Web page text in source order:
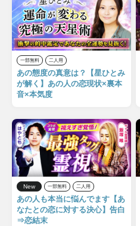
一部無料 二人用
あの態度の真意は？【星ひとみ
が解く】あの人の恋現状×裏本
音×本気度
New 一部無料 二人用
あの人も本当に悩んでます【あ
なたとの恋に対する決心】告白
⇒恋結末